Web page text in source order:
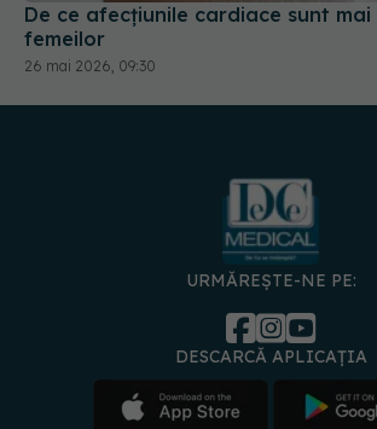
De ce afecțiunile cardiace sunt
femeilor
26 mai 2026, 09:30
URMĂREȘTE-NE PE:
DESCARCĂ APLICAȚIA